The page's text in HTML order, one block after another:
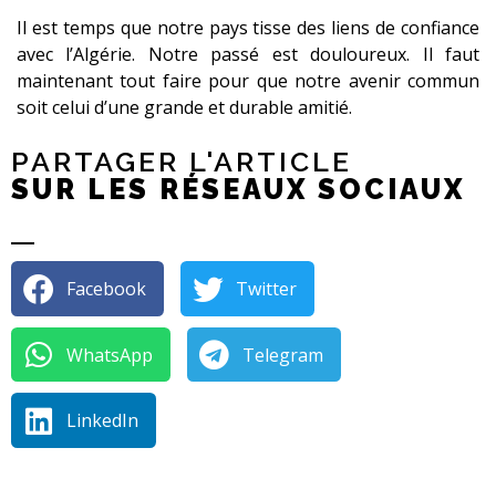
Il est temps que notre pays tisse des liens de confiance
avec l’Algérie. Notre passé est douloureux. Il faut
maintenant tout faire pour que notre avenir commun
soit celui d’une grande et durable amitié.
PARTAGER L'ARTICLE
SUR LES RÉSEAUX SOCIAUX
Facebook Twitter
WhatsApp Telegram
LinkedIn